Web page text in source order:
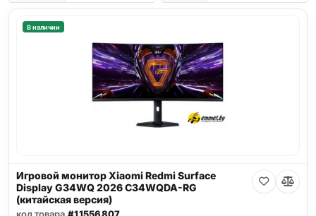
В наличии
Игровой монитор Xiaomi Redmi Surface
Display G34WQ 2026 C34WQDA-RG
(китайская версия)